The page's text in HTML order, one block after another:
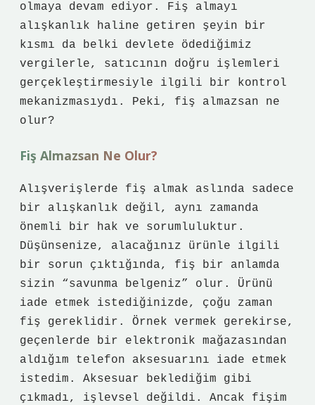
olmaya devam ediyor. Fiş almayı
alışkanlık haline getiren şeyin bir
kısmı da belki devlete ödediğimiz
vergilerle, satıcının doğru işlemleri
gerçekleştirmesiyle ilgili bir kontrol
mekanizmasıydı. Peki, fiş almazsan ne
olur?
Fiş Almazsan Ne Olur?
Alışverişlerde fiş almak aslında sadece
bir alışkanlık değil, aynı zamanda
önemli bir hak ve sorumluluktur.
Düşünsenize, alacağınız ürünle ilgili
bir sorun çıktığında, fiş bir anlamda
sizin “savunma belgeniz” olur. Ürünü
iade etmek istediğinizde, çoğu zaman
fiş gereklidir. Örnek vermek gerekirse,
geçenlerde bir elektronik mağazasından
aldığım telefon aksesuarını iade etmek
istedim. Aksesuar beklediğim gibi
çıkmadı, işlevsel değildi. Ancak fişim